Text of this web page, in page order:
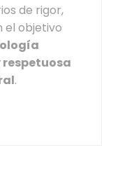
de rigor,
el objetivo
respetuosa
.